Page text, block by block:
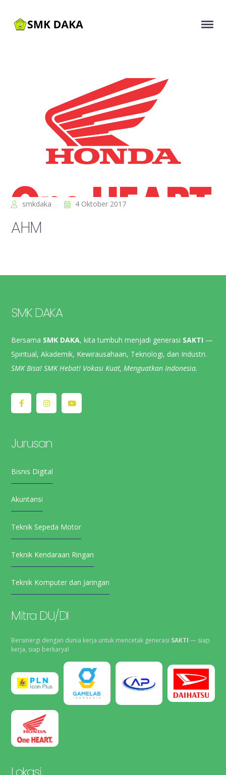
smkdaka 4 Oktober 2017
AHM
SMK DAKA
Bersama SMK DAKA, kita tumbuh menjadi generasi SAKTI —
Spiritual, Akademik, Kewirausahaan, Teknologi, dan Industri.
SMK Bisa! SMK Hebat! Vokasi Kuat, Menguatkan Indonesia.
Jurusan
Bisnis Digital
Akuntansi
Teknik Sepeda Motor
Teknik Kendaraan Ringan
Teknik Komputer dan Jaringan
Mitra DU/DI
Bersinergi dengan dunia kerja untuk mencetak generasi SAKTI — siap
kerja, siap berkarya!